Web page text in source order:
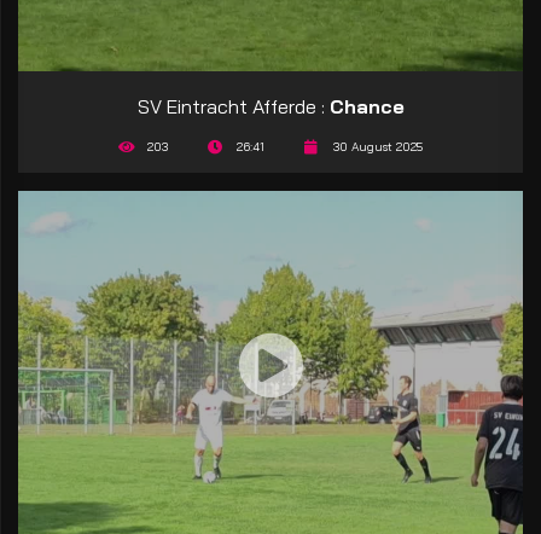
SV Eintracht Afferde : Chance
203 26:41 30 August 2025